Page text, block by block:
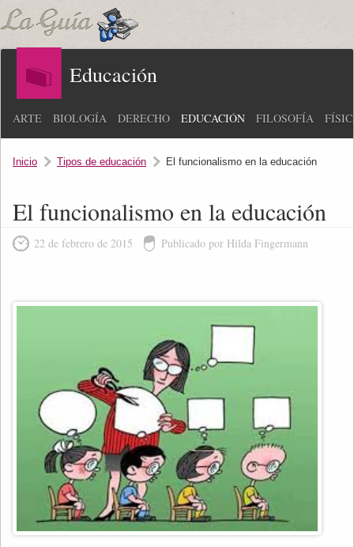
Educación
ARTE BIOLOGÍA DERECHO EDUCACIÓN FILOSOFÍA
Inicio Tipos de educación El funcionalismo en la educación
El funcionalismo en la educación
22 de febrero de 2015 Publicado por Hilda Fingermann